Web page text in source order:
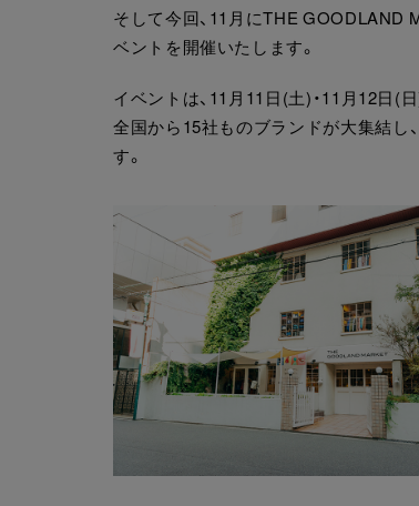
そして今回、11月にTHE GOODLAND
ベントを開催いたします。
イベントは、11月11日(土)・11月12日(
全国から15社ものブランドが大集結し
す。